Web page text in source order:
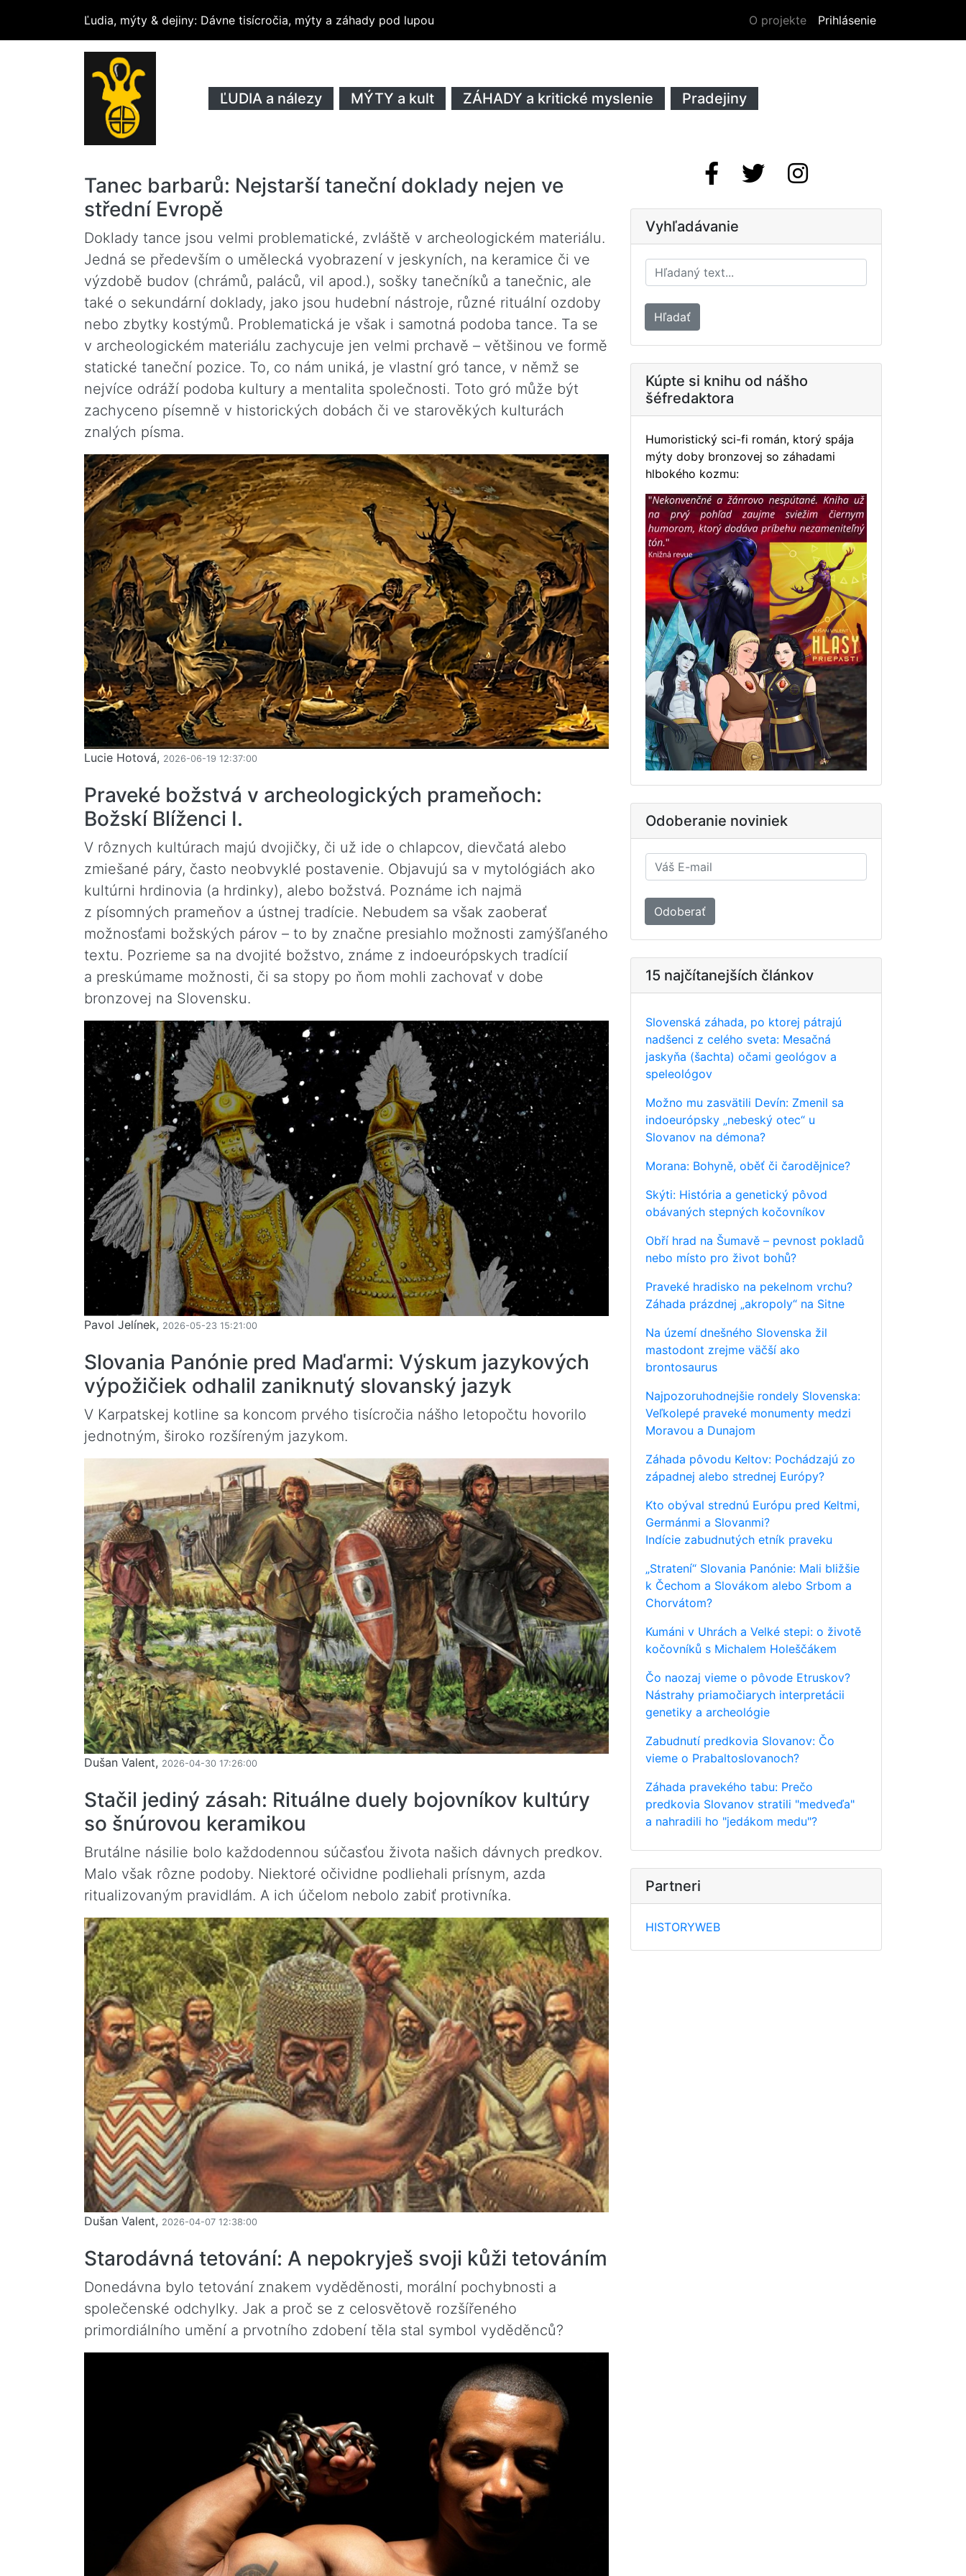
Ľudia, mýty & dejiny: Dávne tisícročia, mýty a záhady pod lupou O projekte Prihlásenie
ĽUDIA a nálezy MÝTY a kult ZÁHADY a kritické myslenie Pradejiny
Tanec barbarů: Nejstarší taneční doklady nejen ve
střední Evropě
Doklady tance jsou velmi problematické, zvláště v archeologickém materiálu.
Jedná se především o umělecká vyobrazení v jeskyních, na keramice či ve
výzdobě budov (chrámů, paláců, vil apod.), sošky tanečníků a tanečnic, ale
také o sekundární doklady, jako jsou hudební nástroje, různé rituální ozdoby
nebo zbytky kostýmů. Problematická je však i samotná podoba tance. Ta se
v archeologickém materiálu zachycuje jen velmi prchavě – většinou ve formě
statické taneční pozice. To, co nám uniká, je vlastní gró tance, v němž se
nejvíce odráží podoba kultury a mentalita společnosti. Toto gró může být
zachyceno písemně v historických dobách či ve starověkých kulturách
znalých písma.
Lucie Hotová, 2026-06-19 12:37:00
Praveké božstvá v archeologických prameňoch:
Božskí Blíženci I.
V rôznych kultúrach majú dvojičky, či už ide o chlapcov, dievčatá alebo
zmiešané páry, často neobvyklé postavenie. Objavujú sa v mytológiách ako
kultúrni hrdinovia (a hrdinky), alebo božstvá. Poznáme ich najmä
z písomných prameňov a ústnej tradície. Nebudem sa však zaoberať
možnosťami božských párov – to by značne presiahlo možnosti zamýšľaného
textu. Pozrieme sa na dvojité božstvo, známe z indoeurópskych tradícií
a preskúmame možnosti, či sa stopy po ňom mohli zachovať v dobe
bronzovej na Slovensku.
Pavol Jelínek, 2026-05-23 15:21:00
Slovania Panónie pred Maďarmi: Výskum jazykových
výpožičiek odhalil zaniknutý slovanský jazyk
V Karpatskej kotline sa koncom prvého tisícročia nášho letopočtu hovorilo
jednotným, široko rozšíreným jazykom.
Dušan Valent, 2026-04-30 17:26:00
Stačil jediný zásah: Rituálne duely bojovníkov kultúry
so šnúrovou keramikou
Brutálne násilie bolo každodennou súčasťou života našich dávnych predkov.
Malo však rôzne podoby. Niektoré očividne podliehali prísnym, azda
ritualizovaným pravidlám. A ich účelom nebolo zabiť protivníka.
Dušan Valent, 2026-04-07 12:38:00
Starodávná tetování: A nepokryješ svoji kůži tetováním
Donedávna bylo tetování znakem vyděděnosti, morální pochybnosti a
společenské odchylky. Jak a proč se z celosvětově rozšířeného
primordiálního umění a prvotního zdobení těla stal symbol vyděděnců?
Vyhľadávanie
Hľadať
Kúpte si knihu od nášho
šéfredaktora
Humoristický sci-fi román, ktorý spája
mýty doby bronzovej so záhadami
hlbokého kozmu:
Odoberanie noviniek
Odoberať
15 najčítanejších článkov
Slovenská záhada, po ktorej pátrajú
nadšenci z celého sveta: Mesačná
jaskyňa (šachta) očami geológov a
speleológov
Možno mu zasvätili Devín: Zmenil sa
indoeurópsky „nebeský otec“ u
Slovanov na démona?
Morana: Bohyně, oběť či čarodějnice?
Skýti: História a genetický pôvod
obávaných stepných kočovníkov
Obří hrad na Šumavě – pevnost pokladů
nebo místo pro život bohů?
Praveké hradisko na pekelnom vrchu?
Záhada prázdnej „akropoly“ na Sitne
Na území dnešného Slovenska žil
mastodont zrejme väčší ako
brontosaurus
Najpozoruhodnejšie rondely Slovenska:
Veľkolepé praveké monumenty medzi
Moravou a Dunajom
Záhada pôvodu Keltov: Pochádzajú zo
západnej alebo strednej Európy?
Kto obýval strednú Európu pred Keltmi,
Germánmi a Slovanmi?
Indície zabudnutých etník praveku
„Stratení“ Slovania Panónie: Mali bližšie
k Čechom a Slovákom alebo Srbom a
Chorvátom?
Kumáni v Uhrách a Velké stepi: o životě
kočovníků s Michalem Holeščákem
Čo naozaj vieme o pôvode Etruskov?
Nástrahy priamočiarych interpretácii
genetiky a archeológie
Zabudnutí predkovia Slovanov: Čo
vieme o Prabaltoslovanoch?
Záhada pravekého tabu: Prečo
predkovia Slovanov stratili "medveďa"
a nahradili ho "jedákom medu"?
Partneri
HISTORYWEB